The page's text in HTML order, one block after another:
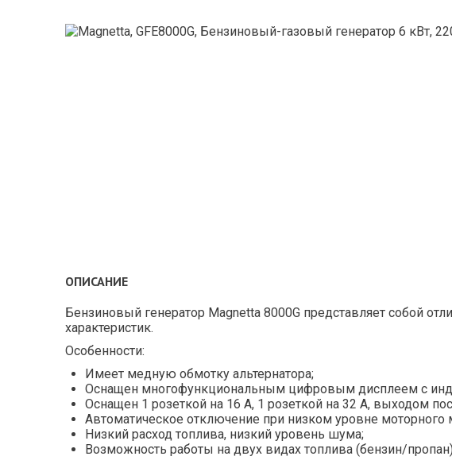
ОПИСАНИЕ
Бензиновый генератор Magnetta 8000G представляет собой
характеристик.
Особенности:
Имеет медную обмотку альтернатора;
Оснащен многофункциональным цифровым дисплеем с
Оснащен 1 розеткой на 16 А, 1 розеткой на 32 А, выходом
Автоматическое отключение при низком уровне моторного
Низкий расход топлива, низкий уровень шума;
Возможность работы на двух видах топлива (бензин/